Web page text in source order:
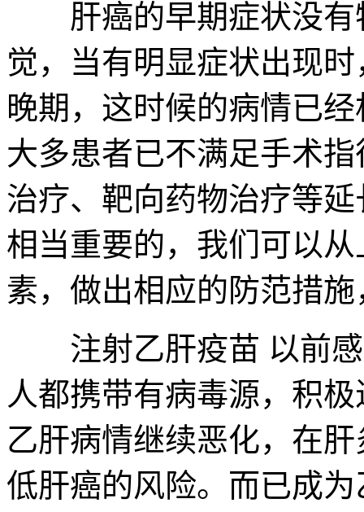
肝癌的早期症状没有
觉，当有明显症状出现
晚期，这时候的病情已
大多患者已不满足手术
治疗、靶向药物治疗等
相当重要的，我们可以
素，做出相应的防范措
注射乙肝疫苗 以前感
人都携带有病毒源，积
乙肝病情继续恶化，在
低肝癌的风险。而已成